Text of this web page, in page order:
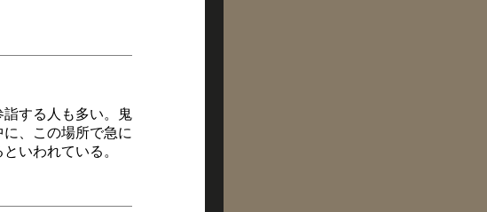
する人も多い。鬼
、この場所で急に
いわれている。